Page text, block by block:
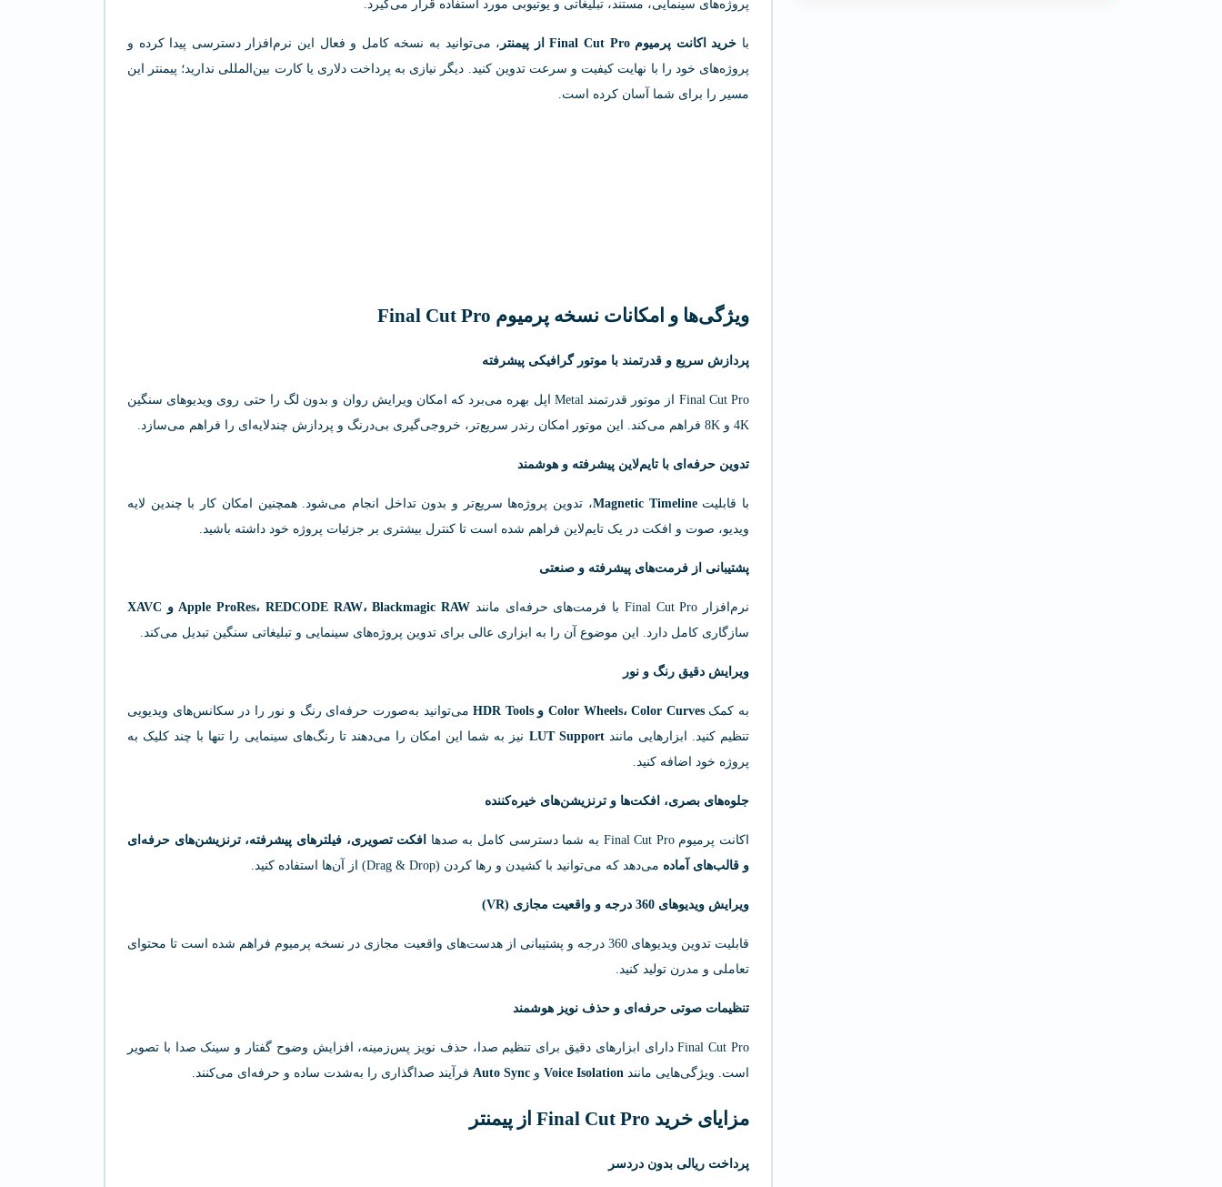
پروژه‌های سینمایی، مستند، تبلیغاتی و یوتیوبی مورد استفاده قرار می‌گیرد.
با خرید اکانت پرمیوم Final Cut Pro از پیمنتر
، می‌توانید به نسخه کامل و فعال این نرم‌افزار دسترسی پیدا کرده و
پروژه‌های خود را با نهایت کیفیت و سرعت تدوین کنید. دیگر نیازی به پرداخت دلاری یا کارت بین‌المللی ندارید؛ پیمنتر این
مسیر را برای شما آسان کرده است.
ویژگی‌ها و امکانات نسخه پرمیوم Final Cut Pro
پردازش سریع و قدرتمند با موتور گرافیکی پیشرفته
Final Cut Pro از موتور قدرتمند Metal اپل بهره می‌برد که امکان ویرایش روان و بدون لگ را حتی روی ویدیوهای سنگین
4K و 8K فراهم می‌کند. این موتور امکان رندر سریع‌تر، خروجی‌گیری بی‌درنگ و پردازش چندلایه‌ای را فراهم می‌سازد.
تدوین حرفه‌ای با تایم‌لاین پیشرفته و هوشمند
با قابلیتMagnetic Timeline، تدوین پروژه‌ها سریع‌تر و بدون تداخل انجام می‌شود. همچنین امکان کار با چندین لایه
ویدیو، صوت و افکت در یک تایم‌لاین فراهم شده است تا کنترل بیشتری بر جزئیات پروژه خود داشته باشید.
پشتیبانی از فرمت‌های پیشرفته و صنعتی
نرم‌افزار Final Cut Pro با فرمت‌های حرفه‌ای مانند
Apple ProRes، REDCODE RAW، Blackmagic RAW و XAVC
سازگاری کامل دارد. این موضوع آن را به ابزاری عالی برای تدوین پروژه‌های سینمایی و تبلیغاتی سنگین تبدیل می‌کند.
ویرایش دقیق رنگ و نور
به کمکColor Wheels، Color Curves و HDR Tools
می‌توانید به‌صورت حرفه‌ای رنگ و نور را در سکانس‌های ویدیویی
تنظیم کنید. ابزارهایی مانندLUT Support نیز به شما این امکان را می‌دهند تا رنگ‌های سینمایی را تنها با چند کلیک به
پروژه خود اضافه کنید.
جلوه‌های بصری، افکت‌ها و ترنزیشن‌های خیره‌کننده
اکانت پرمیوم Final Cut Pro به شما دسترسی کامل به صدها
افکت تصویری، فیلترهای پیشرفته، ترنزیشن‌های حرفه‌ای
و قالب‌های آماده می‌دهد که می‌توانید با کشیدن و رها کردن (Drag & Drop) از آن‌ها استفاده کنید.
ویرایش ویدیوهای 360 درجه و واقعیت مجازی (VR)
قابلیت تدوین ویدیوهای 360 درجه و پشتیبانی از هدست‌های واقعیت مجازی در نسخه پرمیوم فراهم شده است تا محتوای
تعاملی و مدرن تولید کنید.
تنظیمات صوتی حرفه‌ای و حذف نویز هوشمند
Final Cut Pro دارای ابزارهای دقیق برای تنظیم صدا، حذف نویز پس‌زمینه، افزایش وضوح گفتار و سینک صدا با تصویر
است. ویژگی‌هایی مانند Voice Isolation و Auto Sync فرآیند صداگذاری را به‌شدت ساده و حرفه‌ای می‌کنند.
مزایای خرید Final Cut Pro از پیمنتر
پرداخت ریالی بدون دردسر